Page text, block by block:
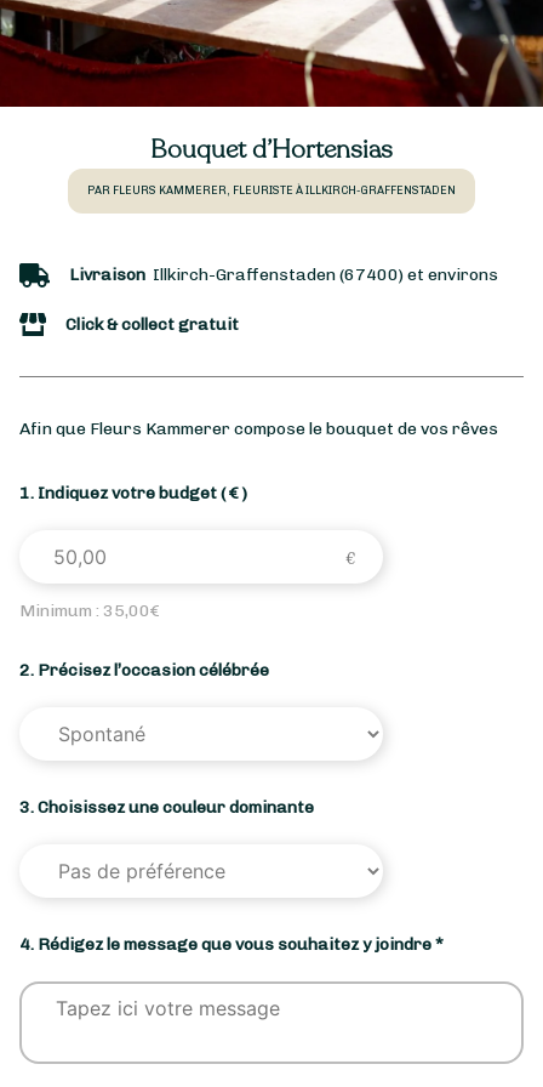
Bouquet d’Hortensias
PAR FLEURS KAMMERER, FLEURISTE À ILLKIRCH-GRAFFENSTADEN
Livraison Illkirch-Graffenstaden (67400) et environs
Click & collect gratuit
Afin que Fleurs Kammerer compose le bouquet de vos rêves
1. Indiquez votre budget( € )
Minimum : 35,00€
2. Précisez l’occasion célébrée
3. Choisissez une couleur dominante
4. Rédigez le message que vous souhaitez y joindre *